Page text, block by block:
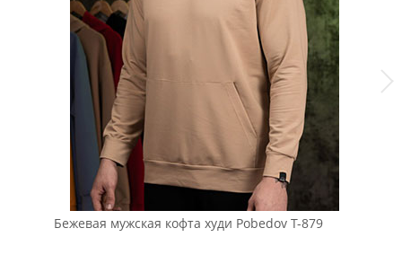
Бежевая мужская кофта худи Pobedov Т-879